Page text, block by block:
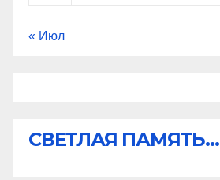
« Июл
СВЕТЛАЯ ПАМЯТЬ...